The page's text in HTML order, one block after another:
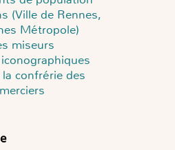
(Ville de Rennes,
Métropole)
miseurs
confrérie des